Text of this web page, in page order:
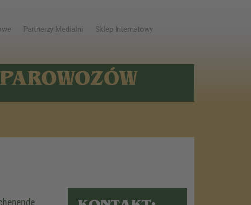
Partnerzy Medialni Sklep Internetowy